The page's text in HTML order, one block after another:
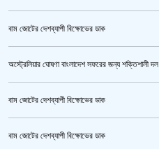
বাম জোটের দেশব্যাপী বিক্ষোভের ডাক
অস্ট্রেলিয়ার ঘোষণা বাংলাদেশ সফরের জন্য শক্তিশালী দল
বাম জোটের দেশব্যাপী বিক্ষোভের ডাক
বাম জোটের দেশব্যাপী বিক্ষোভের ডাক